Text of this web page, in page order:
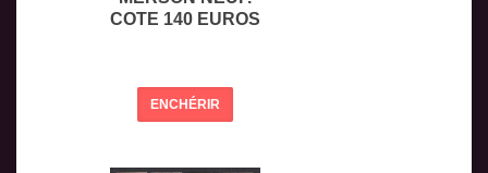
COTE 140 EUROS
ENCHÉRIR